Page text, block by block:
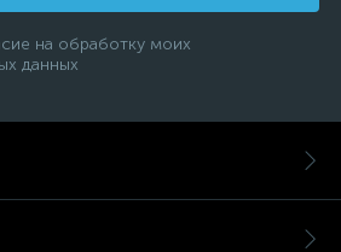
на обработку моих
данных